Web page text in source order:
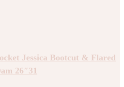
Jessica Bootcut & Flared
26″31